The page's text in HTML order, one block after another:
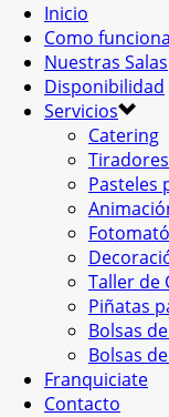
Inicio
Como funciona
Nuestras Salas
Disponibilidad
Servicios
Catering
Pasteles
Taller de
Piñatas
Bolsas
Bolsas
Franquiciate
Contacto